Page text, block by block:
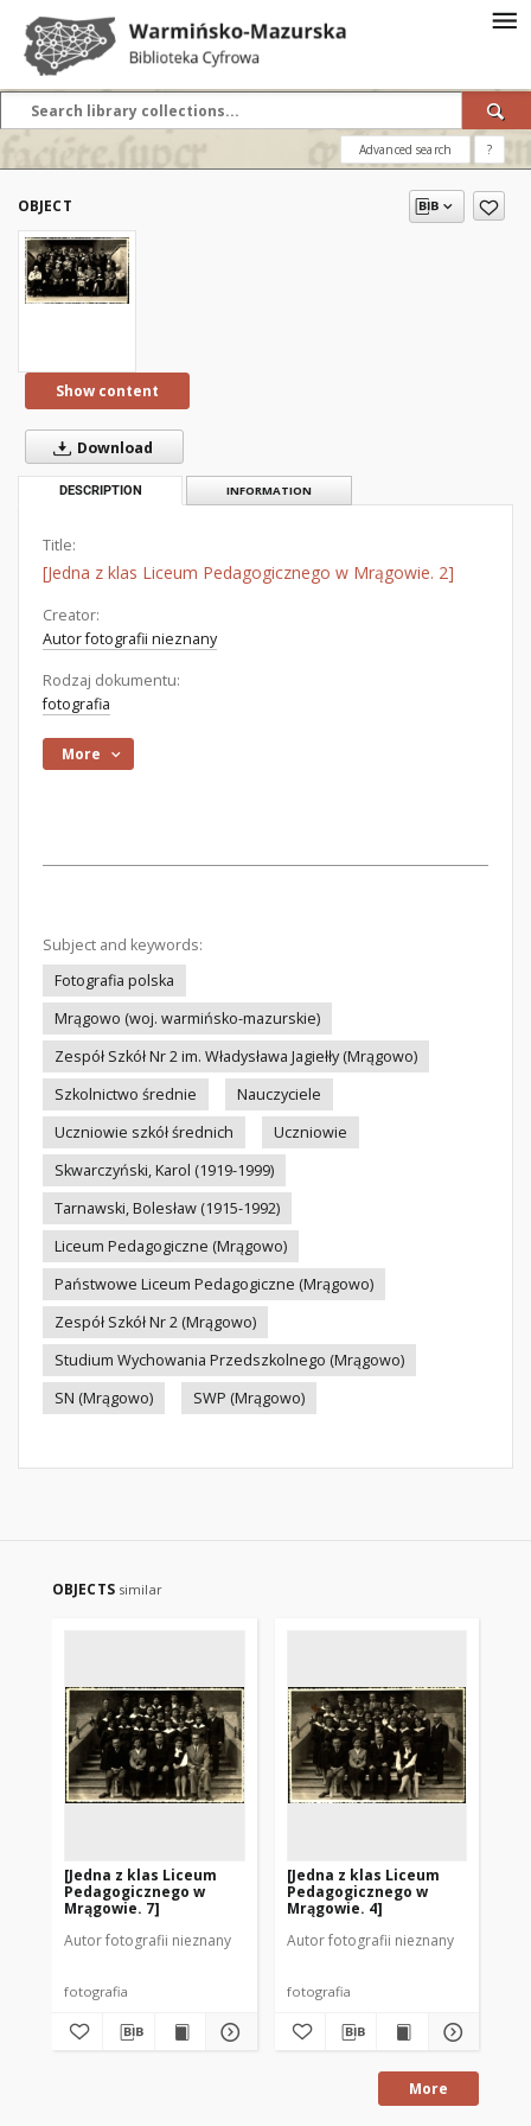
Advanced search ?
OBJECT
Show content
Download
DESCRIPTION INFORMATION
Title:
[Jedna z klas Liceum Pedagogicznego w Mrągowie. 2]
Creator:
Autor fotografii nieznany
Rodzaj dokumentu:
fotografia
More
Subject and keywords:
Fotografia polska
Mrągowo (woj. warmińsko-mazurskie)
Zespół Szkół Nr 2 im. Władysława Jagiełły (Mrągowo)
Szkolnictwo średnie
Nauczyciele
Uczniowie szkół średnich
Uczniowie
Skwarczyński, Karol (1919-1999)
Tarnawski, Bolesław (1915-1992)
Liceum Pedagogiczne (Mrągowo)
Państwowe Liceum Pedagogiczne (Mrągowo)
Zespół Szkół Nr 2 (Mrągowo)
Studium Wychowania Przedszkolnego (Mrągowo)
SN (Mrągowo)
SWP (Mrągowo)
OBJECTS similar
[Jedna z klas Liceum
Pedagogicznego w
Mrągowie. 7]
Autor fotografii nieznany
fotografia
[Jedna z klas Liceum
Pedagogicznego w
Mrągowie. 4]
Autor fotografii nieznany
fotografia
More